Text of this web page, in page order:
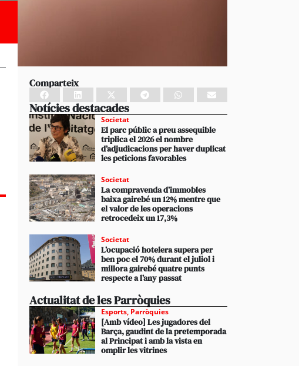
Comparteix
Notícies destacades
Societat
El parc públic a preu assequible
triplica el 2026 el nombre
d’adjudicacions per haver duplicat
les peticions favorables
Societat
La compravenda d’immobles
baixa gairebé un 12% mentre que
el valor de les operacions
retrocedeix un 17,3%
Societat
L’ocupació hotelera supera per
ben poc el 70% durant el juliol i
millora gairebé quatre punts
respecte a l’any passat
Actualitat de les Parròquies
Esports, Parròquies
[Amb vídeo] Les jugadores del
Barça, gaudint de la pretemporada
al Principat i amb la vista en
omplir les vitrines